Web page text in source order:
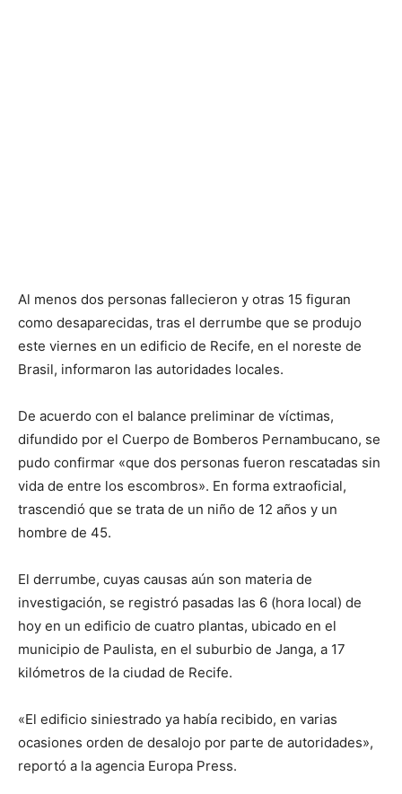
Al menos dos personas fallecieron y otras 15 figuran
como desaparecidas, tras el derrumbe que se produjo
este viernes en un edificio de Recife, en el noreste de
Brasil, informaron las autoridades locales.
De acuerdo con el balance preliminar de víctimas,
difundido por el Cuerpo de Bomberos Pernambucano, se
pudo confirmar «que dos personas fueron rescatadas sin
vida de entre los escombros». En forma extraoficial,
trascendió que se trata de un niño de 12 años y un
hombre de 45.
El derrumbe, cuyas causas aún son materia de
investigación, se registró pasadas las 6 (hora local) de
hoy en un edificio de cuatro plantas, ubicado en el
municipio de Paulista, en el suburbio de Janga, a 17
kilómetros de la ciudad de Recife.
«El edificio siniestrado ya había recibido, en varias
ocasiones orden de desalojo por parte de autoridades»,
reportó a la agencia Europa Press.